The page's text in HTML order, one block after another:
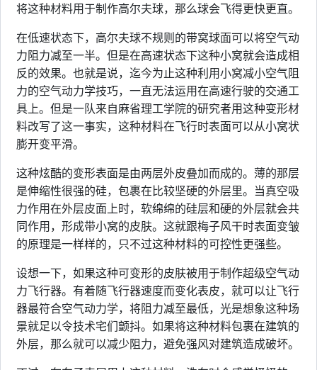
将这种材料用于制作高尔夫球，那么球会飞得更快更直。
在低速状态下，高尔夫球不规则的带窝球面可以将空气动
力阻力减至一半。但是在高速状态下这种小窝就会造成相
反的效果。也就是说，迄今为止这种利用小窝减小空气阻
力的空气动力学技巧，一直无法运用在高速行驶的交通工
具上。但是一队来自麻省理工学院的研究者用这种变形材
料改写了这一事实，这种材料在飞行时表面可以从小窝状
膨开变平滑。
这种炫酷的变形表面是由两层外皮叠加而成的。薄的那层
是伸缩性很强的硅，包裹在比较坚硬的外层里。当真空吸
力作用在外层皮面上时，软绵绵的硅层和硬的外层就会共
同作用，形成带小窝的皮肤。这就跟梅子风干时表面变皱
的原理是一样样的，只不过这种材料的可控性更强些。
设想一下，如果这种可变形的皮肤被用于制作超级空气动
力飞行器。有着随飞行器速度而变化表皮，就可以让飞行
器最符合空气动力学，将阻力减至最低，光是想象这种场
景就足以令技术宅们颤抖。如果将这种材料包裹在建筑的
外层，那么就可以减少阻力，避免强风对建筑造成破坏。